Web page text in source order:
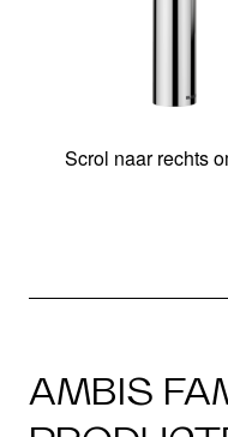
Scrol naar rechts
AMBIS